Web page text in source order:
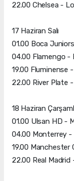
22.00 Chelsea -
17 Haziran Salı
01.00 Boca
04.00 Flamengo -
19.00 Fluminense
22.00 River Plate
18 Haziran
01.00 Ulsan HD -
04.00 Monterrey -
19.00 Manchester
22.00 Real Madrid